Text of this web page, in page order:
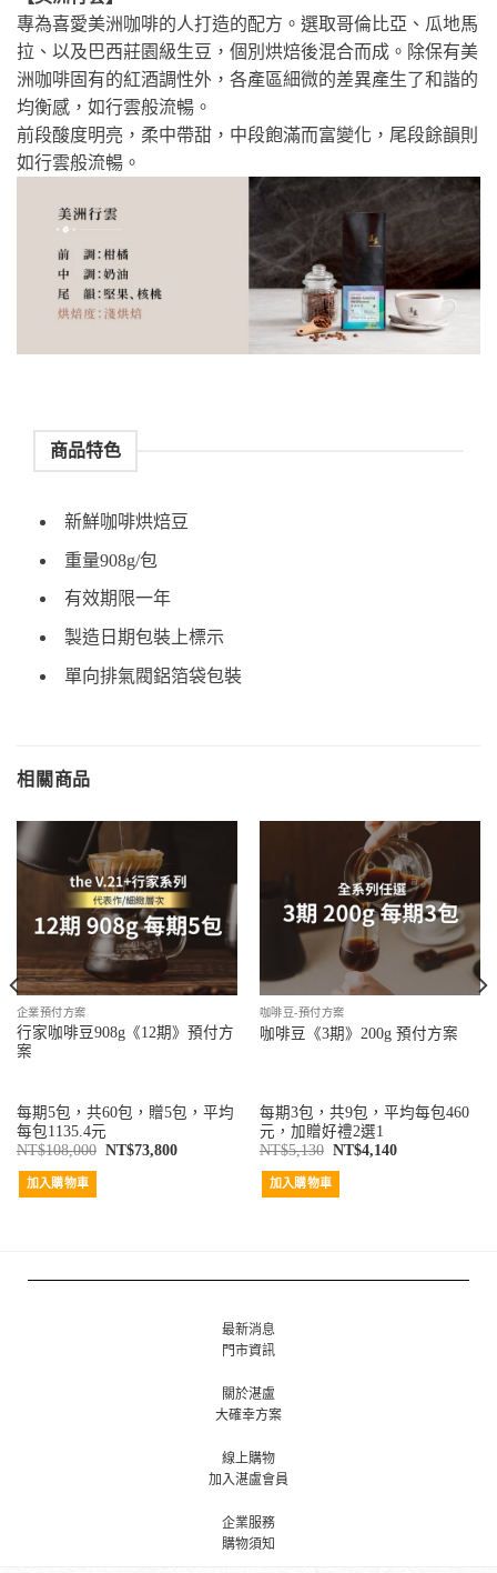
專為喜愛美洲咖啡的人打造的配方。選取哥倫比亞、瓜地馬
拉、以及巴西莊園級生豆，個別烘焙後混合而成。除保有美
洲咖啡固有的紅酒調性外，各產區細微的差異產生了和諧的
均衡感，如行雲般流暢。
前段酸度明亮，柔中帶甜，中段飽滿而富變化，尾段餘韻則
如行雲般流暢。
商品特色
新鮮咖啡烘焙豆
重量908g/包
有效期限一年
製造日期包裝上標示
單向排氣閥鋁箔袋包裝
相關商品
企業預付方案
行家咖啡豆908g《12期》預付方
案
每期5包，共60包，贈5包，平均
每包1135.4元
NT$108,000 NT$73,800
加入購物車
咖啡豆-預付方案
咖啡豆《3期》200g 預付方案
每期3包，共9包，平均每包460
元，加贈好禮2選1
NT$5,130 NT$4,140
加入購物車
最新消息
門市資訊
關於湛盧
大確幸方案
線上購物
加入湛盧會員
企業服務
購物須知